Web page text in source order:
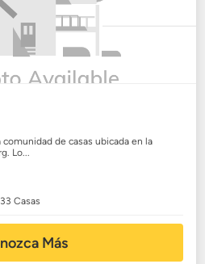
de casas ubicada en la
Lo...
Casas
Más